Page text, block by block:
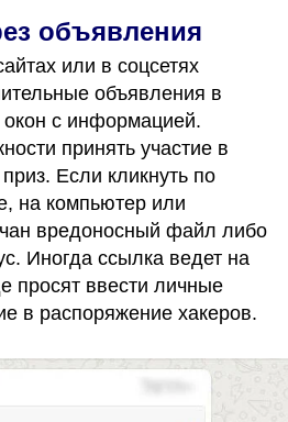
объявления
или в соцсетях
объявления в
с информацией.
принять участие в
Если кликнуть по
на компьютер или
вредоносный файл либо
Иногда ссылка ведет на
просят ввести личные
в распоряжение хакеров.